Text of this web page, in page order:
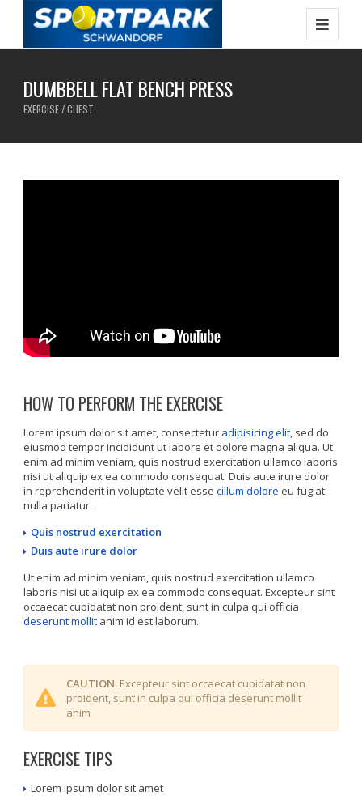
DUMBBELL FLAT BENCH PRESS
EXERCISE / CHEST
HOW TO PERFORM THE EXERCISE
Lorem ipsum dolor sit amet, consectetur adipisicing elit, sed do
eiusmod tempor incididunt ut labore et dolore magna aliqua. Ut
enim ad minim veniam, quis nostrud exercitation ullamco laboris
nisi ut aliquip ex ea commodo consequat. Duis aute irure dolor
in reprehenderit in voluptate velit essecillum dolore eu fugiat
nulla pariatur.
Quis nostrud exercitation
Duis aute irure dolor
Ut enim ad minim veniam, quis nostrud exercitation ullamco
laboris nisi ut aliquip ex ea commodo consequat. Excepteur sint
occaecat cupidatat non proident, sunt in culpa qui officia
deserunt mollit anim id est laborum.
CAUTION: Excepteur sint occaecat cupidatat non
proident, sunt in culpa qui officia deserunt mollit
anim
EXERCISE TIPS
Lorem ipsum dolor sit amet